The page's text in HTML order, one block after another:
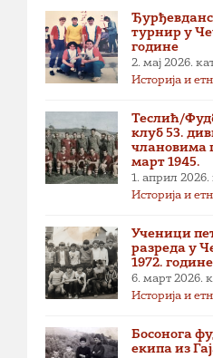
турнир у
године
2. мај 2026.
Историја и
Теслић/
клуб 53.
члановима
март 1945.
1. април 2026.
Историја и
Ученици
разреда у
1972. године
6. март 2026.
Историја и
Босонога
екипа из